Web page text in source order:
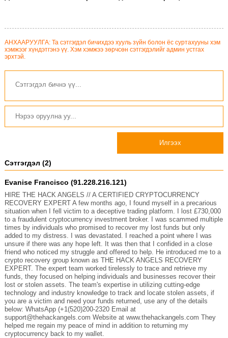
АНХААРУУЛГА: Та сэтгэгдэл бичихдээ хууль зүйн болон ёс суртахууны хэм
хэмжээг хүндэтгэнэ үү. Хэм хэмжээ зөрчсөн сэтгэгдэлийг админ устгах
эрхтэй.
Илгээх
Сэтгэгдэл (2)
Evanise Francisco (91.228.216.121)
HIRE THE HACK ANGELS // A CERTIFIED CRYPTOCURRENCY
RECOVERY EXPERT A few months ago, I found myself in a precarious
situation when I fell victim to a deceptive trading platform. I lost £730,000
to a fraudulent cryptocurrency investment broker. I was scammed multiple
times by individuals who promised to recover my lost funds but only
added to my distress. I was devastated. I reached a point where I was
unsure if there was any hope left. It was then that I confided in a close
friend who noticed my struggle and offered to help. He introduced me to a
crypto recovery group known as THE HACK ANGELS RECOVERY
EXPERT. The expert team worked tirelessly to trace and retrieve my
funds, they focused on helping individuals and businesses recover their
lost or stolen assets. The team's expertise in utilizing cutting-edge
technology and industry knowledge to track and locate stolen assets, if
you are a victim and need your funds returned, use any of the details
below: WhatsApp (+1(520)200-2320 Email at
support@thehackangels.com Website at www.thehackangels.com They
helped me regain my peace of mind in addition to returning my
cryptocurrency back to my wallet.